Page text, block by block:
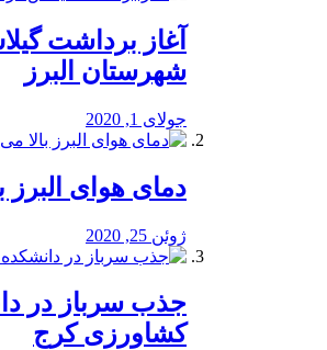
آغاز برداشت
شهرستان البرز
جولای 1, 2020
دمای هوای البرز
ژوئن 25, 2020
جذب سرباز در
کشاورزی کرج